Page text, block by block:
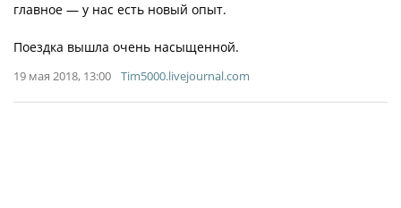
главное — у нас есть новый опыт.
Поездка вышла очень насыщенной.
19 мая 2018, 13:00 Tim5000.livejournal.com